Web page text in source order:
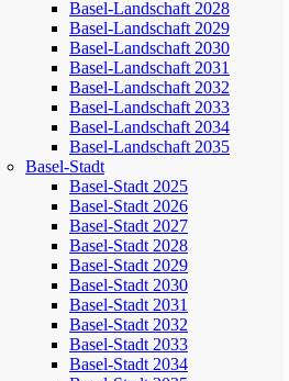
Basel-Landschaft 2028
Basel-Landschaft 2029
Basel-Landschaft 2030
Basel-Landschaft 2031
Basel-Landschaft 2032
Basel-Landschaft 2033
Basel-Landschaft 2034
Basel-Landschaft 2035
Basel-Stadt
Basel-Stadt 2025
Basel-Stadt 2026
Basel-Stadt 2027
Basel-Stadt 2028
Basel-Stadt 2029
Basel-Stadt 2030
Basel-Stadt 2031
Basel-Stadt 2032
Basel-Stadt 2033
Basel-Stadt 2034